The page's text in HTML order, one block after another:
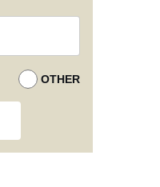
OTHER